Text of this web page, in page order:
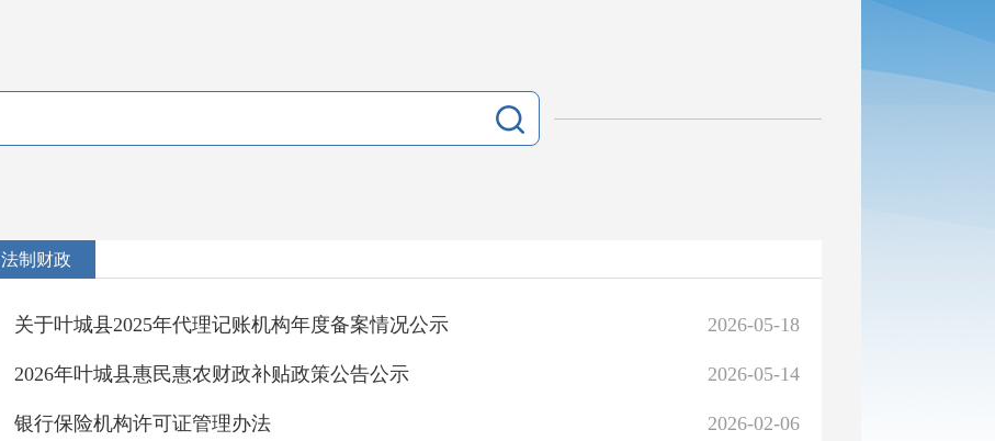
法制财政
2026-05-18
关于叶城县2025年代理记账机构年度备案情况公示
2026-05-14
2026年叶城县惠民惠农财政补贴政策公告公示
2026-02-06
银行保险机构许可证管理办法